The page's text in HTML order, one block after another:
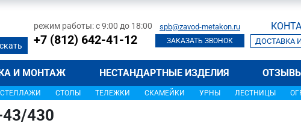
режим работы: с 9:00 до 18:00
+7 (812) 642-41-12
spb@zavod-metakon.ru
ЗАКАЗАТЬ ЗВОНОК ДОСТАВКА
И МОНТАЖ НЕСТАНДАРТНЫЕ ИЗДЕЛИЯ
СТЕЛЛАЖИ СТОЛЫ ТЕЛЕЖКИ СКАМЕЙКИ УРНЫ ЛЕСТНИЦЫ
430